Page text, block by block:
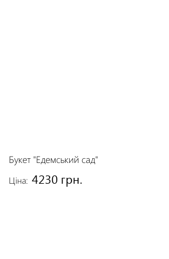
Букет "Едемський сад"
Ціна: 4230 грн.